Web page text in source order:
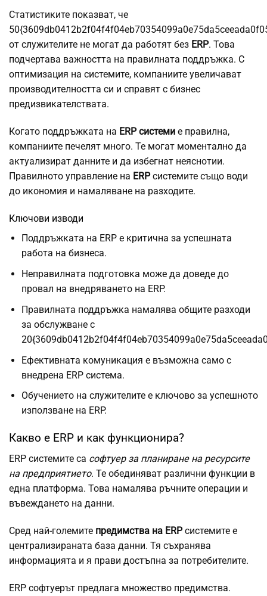
Статистиките показват, че
от служителите не могат да работят без ERP. Това
подчертава важността на правилната поддръжка. С
оптимизация на системите, компаниите увеличават
производителността си и справят с бизнес
предизвикателствата.
Когато поддръжката на ERP системи е правилна,
компаниите печелят много. Те могат моментално да
актуализират данните и да избегнат неяснотии.
Правилното управление на ERPсистемите също води
до икономия и намаляване на разходите.
Ключови изводи
Поддръжката на ERP е критична за успешната
работа на бизнеса.
Неправилната подготовка може да доведе до
провал на внедряването на ERP.
Правилната поддръжка намалява общите разходи
за обслужване с
Eфективната комуникация е възможна само с
внедрена ERP система.
Обучението на служителите е ключово за успешното
използване на ERP.
Какво е ERP и как функционира?
ERP системите са софтуер за планиране на ресурсите
на предприятието. Те обединяват различни функции в
една платформа. Това намалява ръчните операции и
въвеждането на данни.
Сред най-големите предимства на ERPсистемите е
централизираната база данни. Тя съхранява
информацията и я прави достъпна за потребителите.
ERP софтуерът предлага множество предимства.